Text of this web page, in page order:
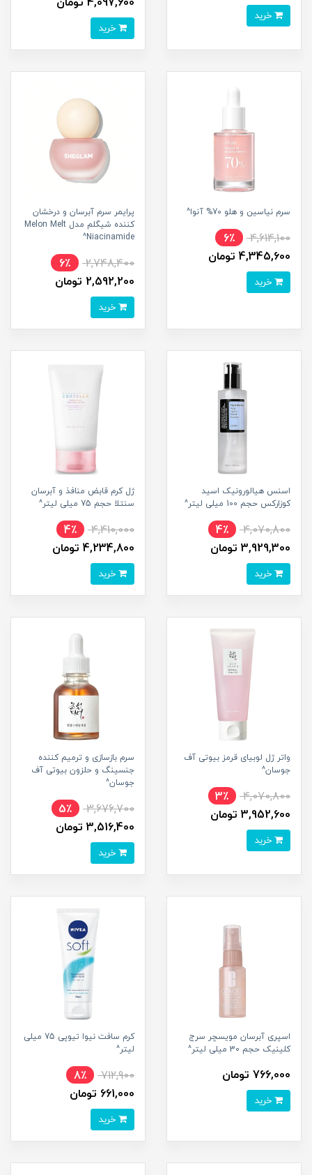
سرم نیاسین و هلو 70% آنوا^
4,614,100
6٪
4,345,600 تومان
پرایمر سرم آبرسان و درخشان
کننده شیگلم مدل Melon Melt
Niacinamide^
2,748,400
6٪
2,592,200 تومان
اسنس هیالورونیک اسید
کوزارکس حجم 100 میلی لیتر^
4,070,800
4٪
3,929,300 تومان
ژل کرم قابض منافذ و آبرسان
سنتلا حجم 75 میلی لیتر^
4,410,000
4٪
4,234,800 تومان
واتر ژل لوبیای قرمز بیوتی آف
جوسان^
4,070,800
3٪
3,952,600 تومان
سرم بازسازی و ترمیم کننده
جنسینگ و حلزون بیوتی آف
جوسان^
3,676,700
5٪
3,516,400 تومان
اسپری آبرسان مویسچر سرج
کلینیک حجم 30 میلی لیتر^
766,000 تومان
کرم سافت نیوا تیوپی 75 میلی
لیتر^
712,900
8٪
661,000 تومان